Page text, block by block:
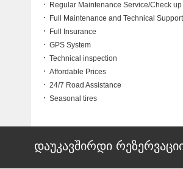
Regular Maintenance Service/Check up
Full Maintenance and Technical Support
Full Insurance
GPS System
Technical inspection
Affordable Prices
24/7 Road Assistance
Seasonal tires
დაუკავშირდი